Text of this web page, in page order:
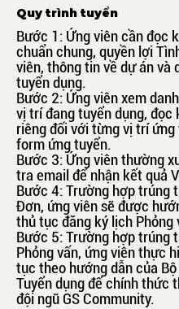
Quy trình tuyển
Bước 1: Ứng viên cần đọc
chuẩn chung, quyền lợi
viên, thông tin về dự án và
tuyển dụng.
Bước 2: Ứng viên xem
vị trí đang tuyển dụng, đọc
riêng đối với từng vị trí ứng
form ứng tuyển.
Bước 3: Ứng viên thường
tra email để nhận kết quả
Bước 4: Trường hợp trúng
Đơn, ứng viên sẽ được
thủ tục đăng ký lịch Phỏng
Bước 5: Trường hợp trúng
Phỏng vấn, ứng viên thực
tục theo hướng dẫn của
Tuyển dụng để chính thức
đội ngũ GS Community.